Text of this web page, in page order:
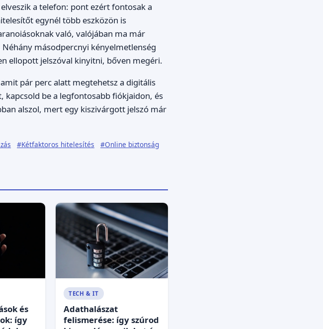
a telefon: pont ezért fontosak a
egynél több eszközön is
való, valójában ma már
másodpercnyi kényelmetlenség
ellopott jelszóval kinyitni, bőven megéri.
pár perc alatt megtehetsz a digitális
kapcsold be a legfontosabb fiókjaidon, és
alszol, mert egy kiszivárgott jelszó már
#Kétfaktoros hitelesítés #Online biztonság
és
így
TECH & IT
Adathalászat
felismerése: így szúrod